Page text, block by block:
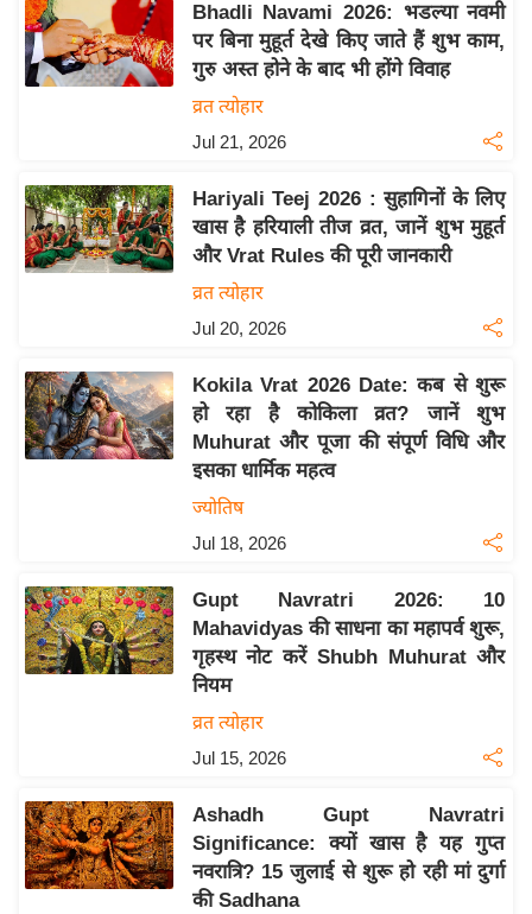
क्रि
के
ट
L
2
0
2
इ
म
ई
मि
सा
ल
ल
श
ख्सि
Bhadli Navami 2026: भडल्या नवमी
पर बिना मुहूर्त देखे किए जाते हैं शुभ काम,
गुरु अस्त होने के बाद भी होंगे विवाह
व्रत त्योहार
Jul 21, 2026
Hariyali Teej 2026 : सुहागिनों के लिए
खास है हरियाली तीज व्रत, जानें शुभ मुहूर्त
और Vrat Rules की पूरी जानकारी
व्रत त्योहार
Jul 20, 2026
Kokila Vrat 2026 Date: कब से शुरू
हो रहा है कोकिला व्रत? जानें शुभ
Muhurat और पूजा की संपूर्ण विधि और
इसका धार्मिक महत्व
ज्योतिष
Jul 18, 2026
Gupt Navratri 2026: 10
Mahavidyas की साधना का महापर्व शुरू,
गृहस्थ नोट करें Shubh Muhurat और
नियम
व्रत त्योहार
Jul 15, 2026
Ashadh Gupt Navratri
Significance: क्यों खास है यह गुप्त
नवरात्रि? 15 जुलाई से शुरू हो रही मां दुर्गा
की Sadhana